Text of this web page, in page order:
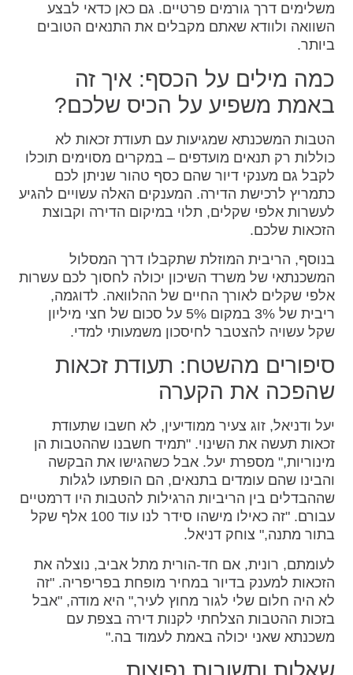
משלימים דרך גורמים פרטיים. גם כאן כדאי לבצע
השוואה ולוודא שאתם מקבלים את התנאים הטובים
ביותר.
כמה מילים על הכסף: איך זה
באמת משפיע על הכיס שלכם?
הטבות המשכנתא שמגיעות עם תעודת זכאות לא
כוללות רק תנאים מועדפים – במקרים מסוימים תוכלו
לקבל גם מענקי דיור שהם כסף טהור שניתן לכם
כתמריץ לרכישת הדירה. המענקים האלה עשויים להגיע
לעשרות אלפי שקלים, תלוי במיקום הדירה וקבוצת
הזכאות שלכם.
בנוסף, הריבית המוזלת שתקבלו דרך המסלול
המשכנתאי של משרד השיכון יכולה לחסוך לכם עשרות
אלפי שקלים לאורך החיים של ההלוואה. לדוגמה,
ריבית של 3% במקום 5% על סכום של חצי מיליון
שקל עשויה להצטבר לחיסכון משמעותי למדי.
סיפורים מהשטח: תעודת זכאות
שהפכה את הקערה
יעל ודניאל, זוג צעיר ממודיעין, לא חשבו שתעודת
זכאות תעשה את השינוי. "תמיד חשבנו שההטבות הן
מינוריות," מספרת יעל. אבל כשהגישו את הבקשה
והבינו שהם עומדים בתנאים, הם הופתעו לגלות
שההבדלים בין הריביות הרגילות להטבות היו דרמטיים
עבורם. "זה כאילו מישהו סידר לנו עוד 100 אלף שקל
בתור מתנה," צוחק דניאל.
לעומתם, רונית, אם חד-הורית מתל אביב, נוצלה את
הזכאות למענק בדיור במחיר מופחת בפריפריה. "זה
לא היה חלום שלי לגור מחוץ לעיר," היא מודה, "אבל
בזכות ההטבות הצלחתי לקנות דירה בצפת עם
משכנתא שאני יכולה באמת לעמוד בה."